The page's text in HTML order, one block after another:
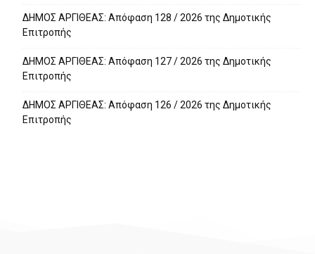
ΔΗΜΟΣ ΑΡΓΙΘΕΑΣ: Απόφαση 128 / 2026 της Δημοτικής
Επιτροπής
ΔΗΜΟΣ ΑΡΓΙΘΕΑΣ: Απόφαση 127 / 2026 της Δημοτικής
Επιτροπής
ΔΗΜΟΣ ΑΡΓΙΘΕΑΣ: Απόφαση 126 / 2026 της Δημοτικής
Επιτροπής